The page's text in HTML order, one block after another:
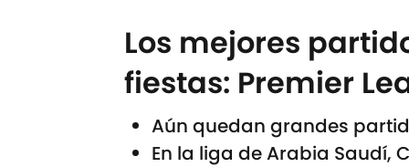
Los mejores
fiestas: Premier
Aún quedan grandes
En la liga de Arabia Saudí,